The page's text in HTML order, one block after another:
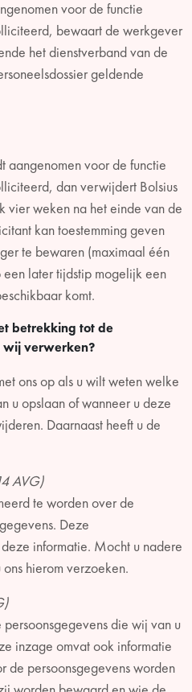
voor de functie
bewaart de werkgever
het dienstverband van de
geldende
aangenomen voor de functie
dan verwijdert Bolsius
vier weken na het einde van de
kan toestemming geven
te bewaren (maximaal één
later tijdstip mogelijk een
komt.
betrekking tot de
wij verwerken?
ons op als u wilt weten welke
u opslaan of wanneer u deze
Daarnaast heeft u de
AVG)
te worden over de
Deze
informatie. Mocht u nadere
hierom verzoeken.
die wij van u
inzage omvat ook informatie
de persoonsgegevens worden